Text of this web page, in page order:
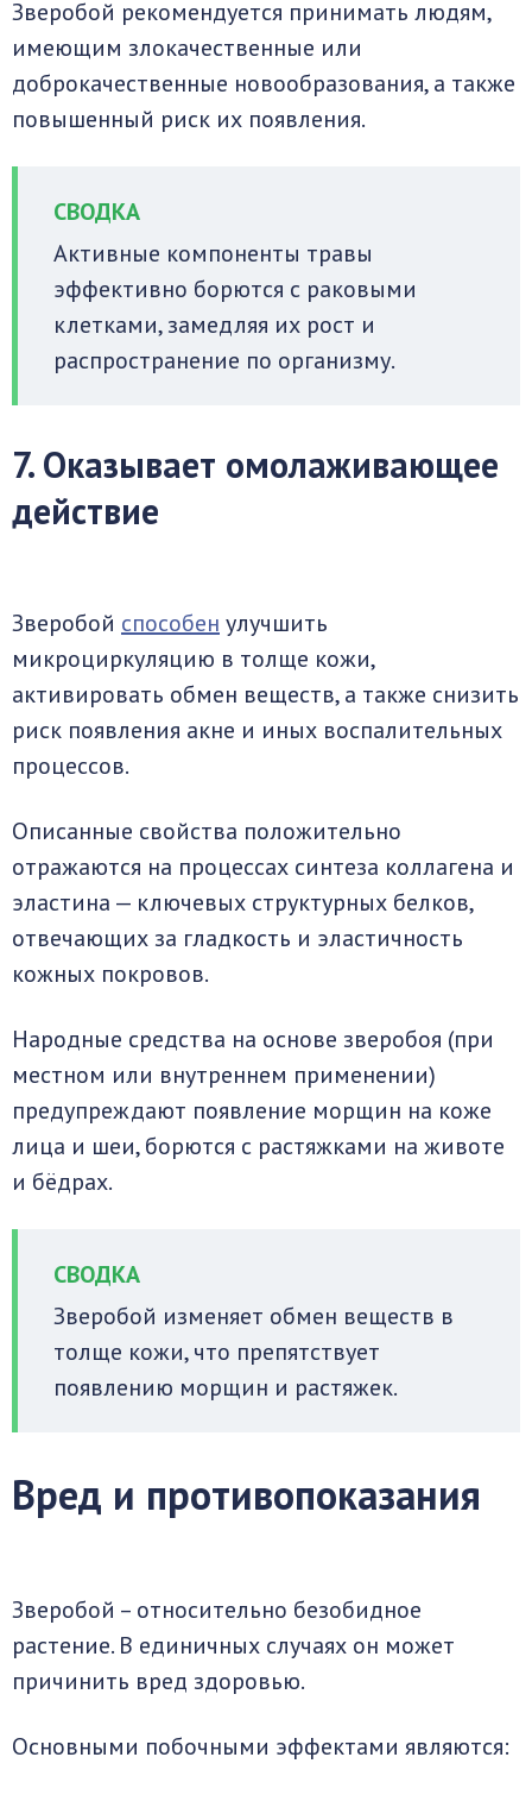
Зверобой рекомендуется принимать людям,
имеющим злокачественные или
доброкачественные новообразования, а также
повышенный риск их появления.
Активные компоненты травы
эффективно борются с раковыми
клетками, замедляя их рост и
распространение по организму.
7. Оказывает омолаживающее
действие
Зверобой способен улучшить
микроциркуляцию в толще кожи,
активировать обмен веществ, а также снизить
риск появления акне и иных воспалительных
процессов.
Описанные свойства положительно
отражаются на процессах синтеза коллагена и
эластина — ключевых структурных белков,
отвечающих за гладкость и эластичность
кожных покровов.
Народные средства на основе зверобоя (при
местном или внутреннем применении)
предупреждают появление морщин на коже
лица и шеи, борются с растяжками на животе
и бёдрах.
Зверобой изменяет обмен веществ в
толще кожи, что препятствует
появлению морщин и растяжек.
Вред и противопоказания
Зверобой – относительно безобидное
растение. В единичных случаях он может
причинить вред здоровью.
Основными побочными эффектами являются: